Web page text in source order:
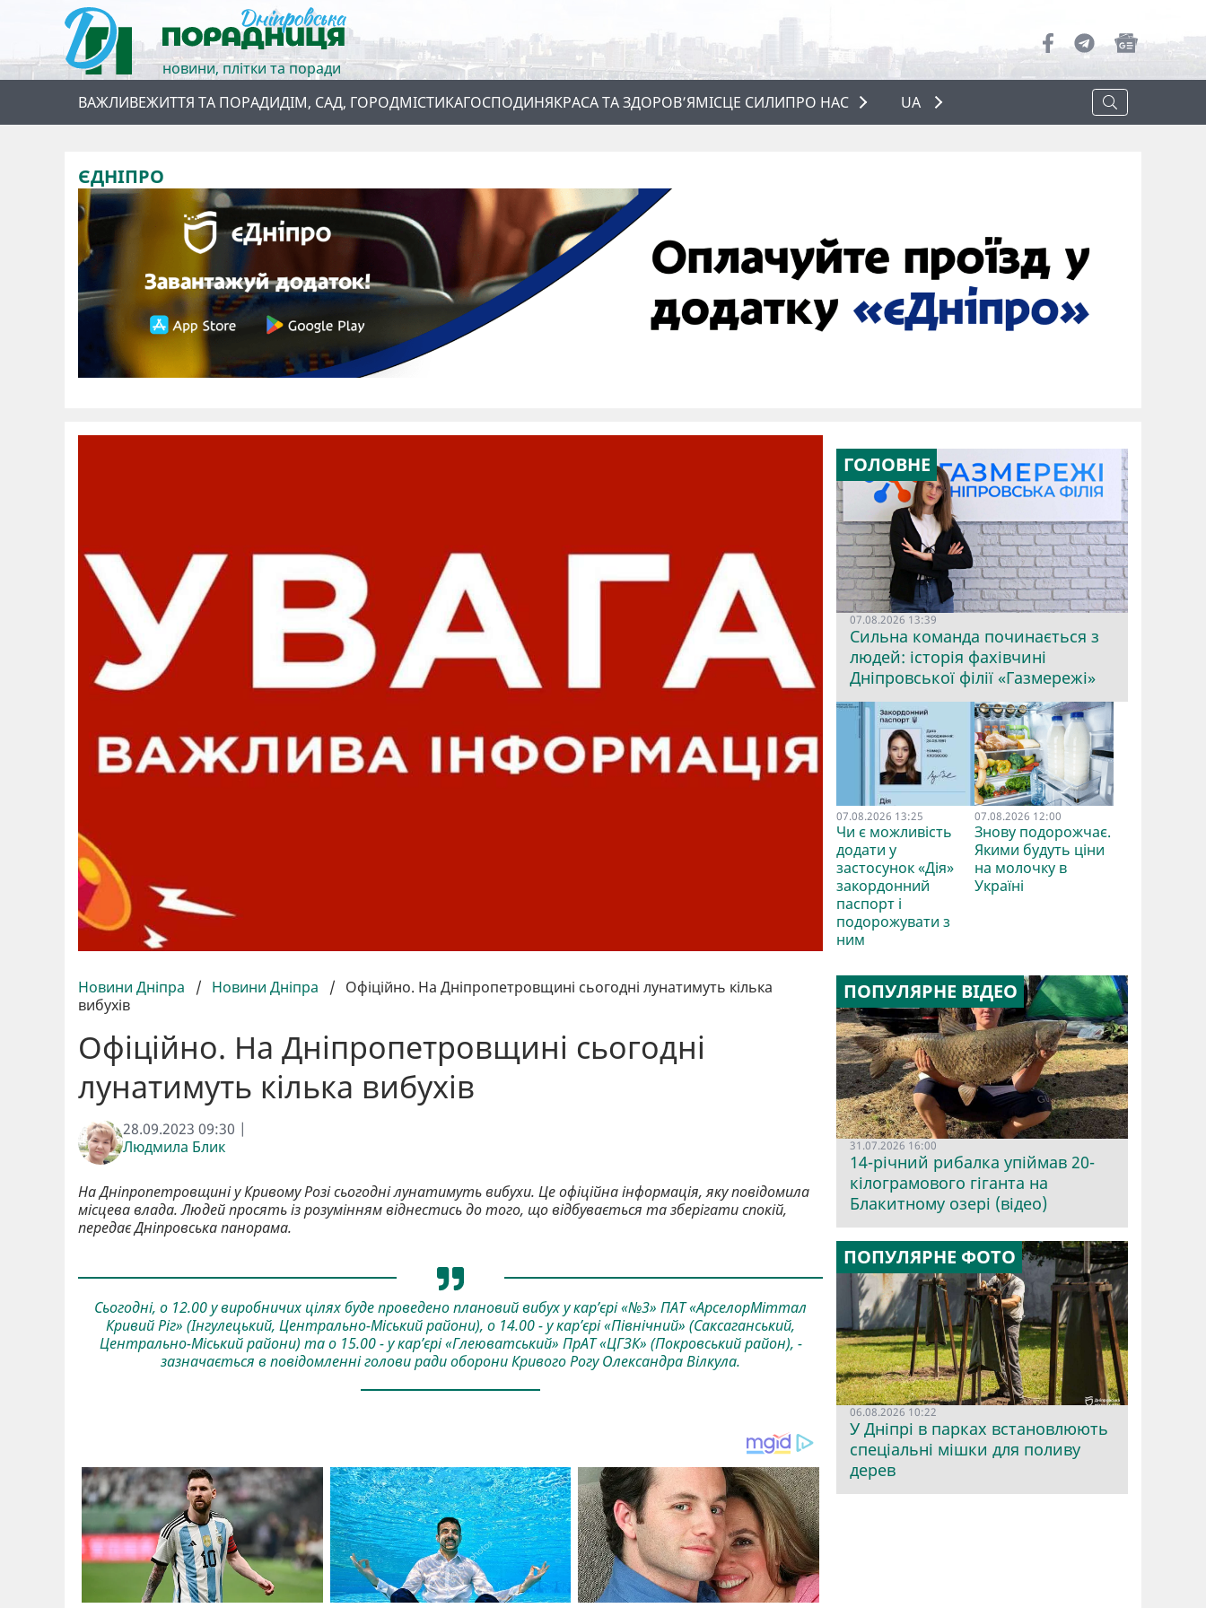
новини, плітки та поради
ВАЖЛИВЕЖИТТЯ ТА ПОРАДИДІМ, САД, ГОРОДМІСТИКАГОСПОДИНЯКРАСА ТА ЗДОРОВ’ЯМІСЦЕ СИЛИПРО НАС
ПРО НАС
UA
ЄДНІПРО
Новини Дніпра / Новини Дніпра / Офіційно. На Дніпропетровщині сьогодні лунатимуть кілька
вибухів
Офіційно. На Дніпропетровщині сьогодні
лунатимуть кілька вибухів
28.09.2023 09:30 |
Людмила Блик
На Дніпропетровщині у Кривому Розі сьогодні лунатимуть вибухи. Це офіційна інформація, яку повідомила
місцева влада. Людей просять із розумінням віднестись до того, що відбувається та зберігати спокій,
передає Дніпровська панорама.
Сьогодні, о 12.00 у виробничих цілях буде проведено плановий вибух у кар’єрі «№3» ПАТ «АрселорМіттал
Кривий Ріг» (Інгулецький, Центрально-Міський райони), о 14.00 - у кар’єрі «Північний» (Саксаганський,
Центрально-Міський райони) та о 15.00 - у кар’єрі «Глеюватський» ПрАТ «ЦГЗК» (Покровський район), -
зазначається в повідомленні голови ради оборони Кривого Рогу Олександра Вілкула.
ГОЛОВНЕ
07.08.2026 13:39
Сильна команда починається з
людей: історія фахівчині
Дніпровської філії «Газмережі»
07.08.2026 13:25
Чи є можливість
додати у
застосунок «Дія»
закордонний
паспорт і
подорожувати з
ним
07.08.2026 12:00
Знову подорожчає.
Якими будуть ціни
на молочку в
Україні
ПОПУЛЯРНЕ ВІДЕО
31.07.2026 16:00
14-річний рибалка упіймав 20-
кілограмового гіганта на
Блакитному озері (відео)
ПОПУЛЯРНЕ ФОТО
06.08.2026 10:22
У Дніпрі в парках встановлюють
спеціальні мішки для поливу
дерев